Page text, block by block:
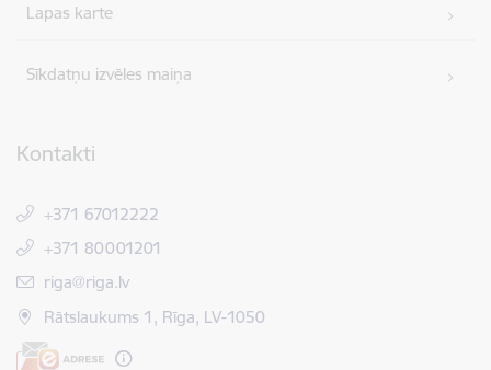
Lapas karte
Sīkdatņu izvēles maiņa
Kontakti
+371 67012222
+371 80001201
E-pasts:
riga@riga.lv
Rātslaukums 1, Rīga, LV-1050